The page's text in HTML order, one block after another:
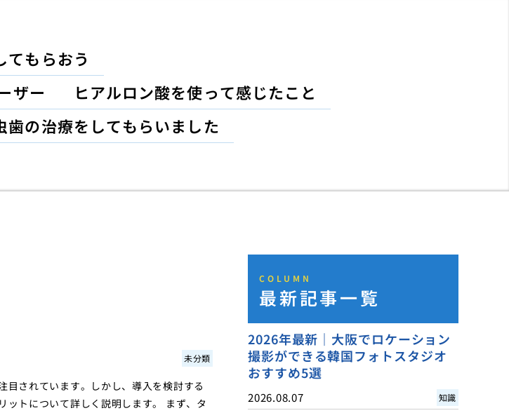
てもらおう
ザー
ヒアルロン酸を使って感じたこと
歯の治療をしてもらいました
未分類
目されています。しかし、導入を検討する
トについて詳しく説明します。 まず、タ
COLUMN
最新記事一覧
2026年最新｜大阪でロケーション
撮影ができる韓国フォトスタジオ
おすすめ5選
2026.08.07 知識